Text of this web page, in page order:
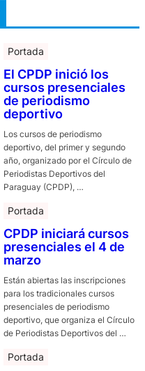
Portada
El CPDP inició los
cursos presenciales
de periodismo
deportivo
Los cursos de periodismo
deportivo, del primer y segundo
año, organizado por el Círculo de
Periodistas Deportivos del
Paraguay (CPDP), …
Portada
CPDP iniciará cursos
presenciales el 4 de
marzo
Están abiertas las inscripciones
para los tradicionales cursos
presenciales de periodismo
deportivo, que organiza el Círculo
de Periodistas Deportivos del …
Portada